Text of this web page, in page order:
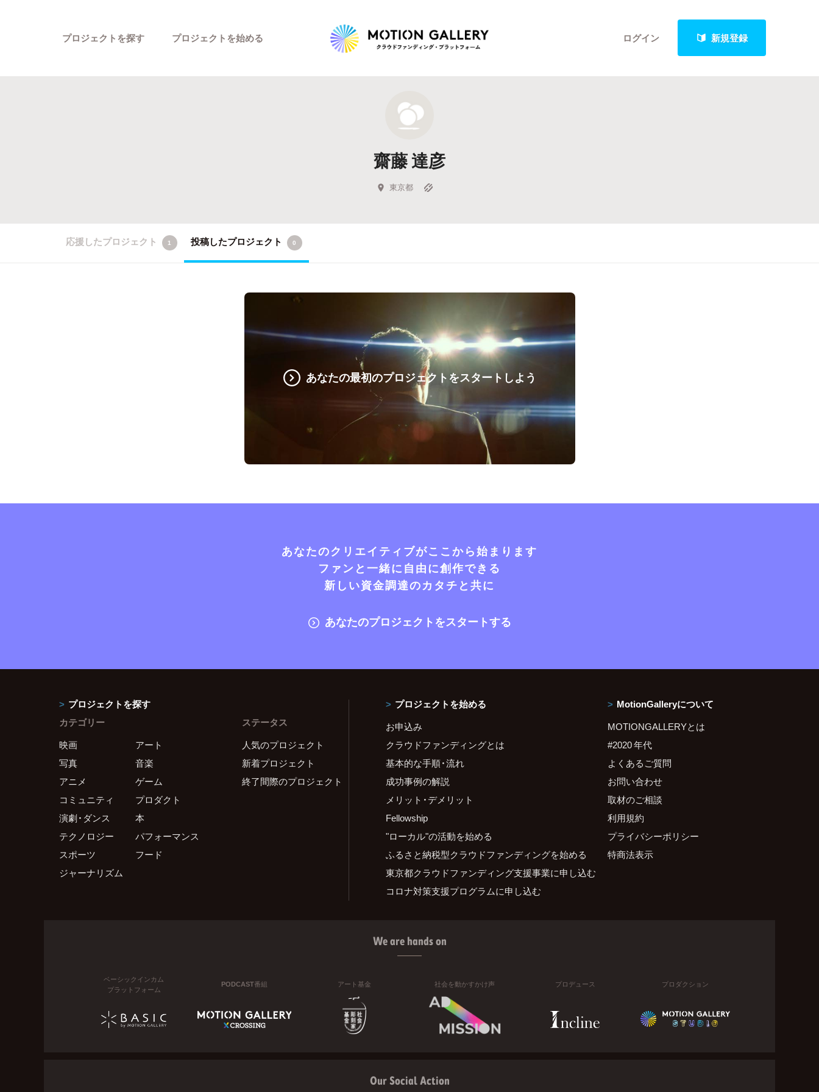
ログイン 新規登録
プロジェクトを探す
新着プロジェクト
Feature
キュレーターから探す
プロジェクトを始める
齋藤 達彦
東京都
応援したプロジェクト 1 投稿したプロジェクト 0
あなたの最初のプロジェクトをスタートしよう
あなたのクリエイティブがここから始まります
ファンと一緒に自由に創作できる
新しい資金調達のカタチと共に
あなたのプロジェクトをスタートする
プロジェクトを探す
カテゴリー
映画
アート
写真
音楽
アニメ
ゲーム
コミュニティ
プロダクト
演劇・ダンス
本
テクノロジー
パフォーマンス
スポーツ
フード
ジャーナリズム
ステータス
人気のプロジェクト
新着プロジェクト
終了間際のプロジェクト
プロジェクトを始める
お申込み
クラウドファンディングとは
基本的な手順・流れ
成功事例の解説
メリット・デメリット
Fellowship
"ローカル"の活動を始める
ふるさと納税型クラウドファンディングを始める
東京都クラウドファンディング支援事業に申し込む
コロナ対策支援プログラムに申し込む
MotionGalleryについて
MOTIONGALLERYとは
#2020 年代
よくあるご質問
お問い合わせ
取材のご相談
利用規約
プライバシーポリシー
特商法表示
We are hands on
ベーシックインカム
プラットフォーム
PODCAST番組 アート基金 社会を動かすかけ声 プロデュース プロダクション
Our Social Action